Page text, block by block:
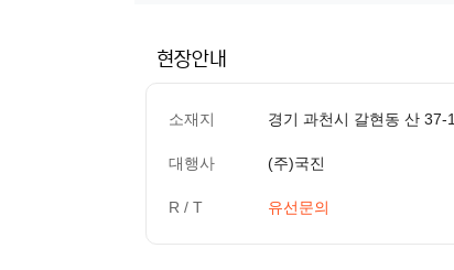
현장안내
소재지 경기 과천시 갈현동 산 37-1
대행사 (주)국진
R / T 유선문의